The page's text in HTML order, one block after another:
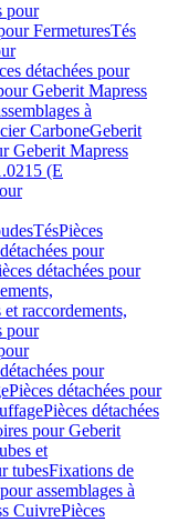
pour
FermeturesTés
détachées pour
Geberit Mapress
à
CarboneGeberit
Geberit Mapress
(E
TésPièces
pour
détachées pour
raccordements,
pour
pour
Pièces détachées pour
Pièces détachées
pour Geberit
et
tubesFixations de
assemblages à
CuivrePièces